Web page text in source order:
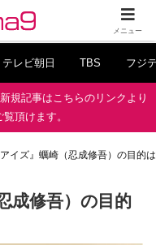
テレビ朝日 TBS フジ
規記事はこちらのリンクより
頂けます。
アイズ』蠣崎（忍成修吾）の目的
成修吾）の目的
メニュー